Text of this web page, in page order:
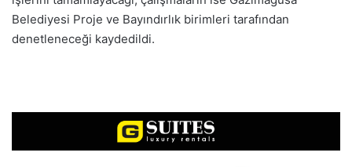
Belediyesi Proje ve Bayındırlık birimleri tarafından
denetleneceği kaydedildi.